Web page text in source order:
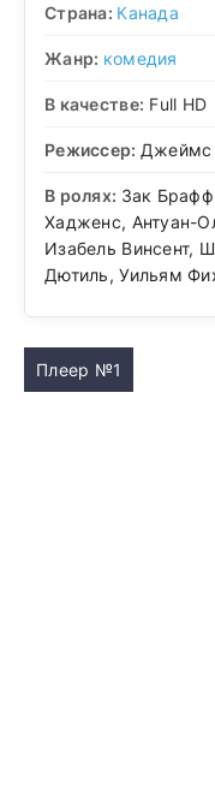
Страна: Канада
Жанр: комедия
В качестве: Full HD
Режиссер: Джеймс
В ролях: Зак
Хадженс, Антуан-
Изабель Винсент,
Дютиль, Уильям
Плеер №1